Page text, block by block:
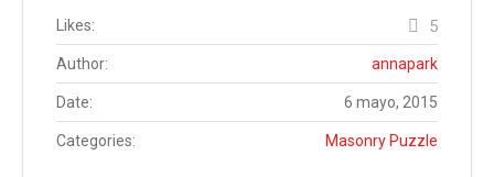
Likes: 5
Author: annapark
Date: 6 mayo, 2015
Categories: Masonry Puzzle